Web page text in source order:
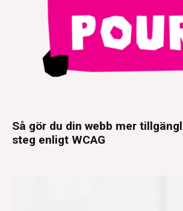
Så gör du din webb mer
steg enligt WCAG